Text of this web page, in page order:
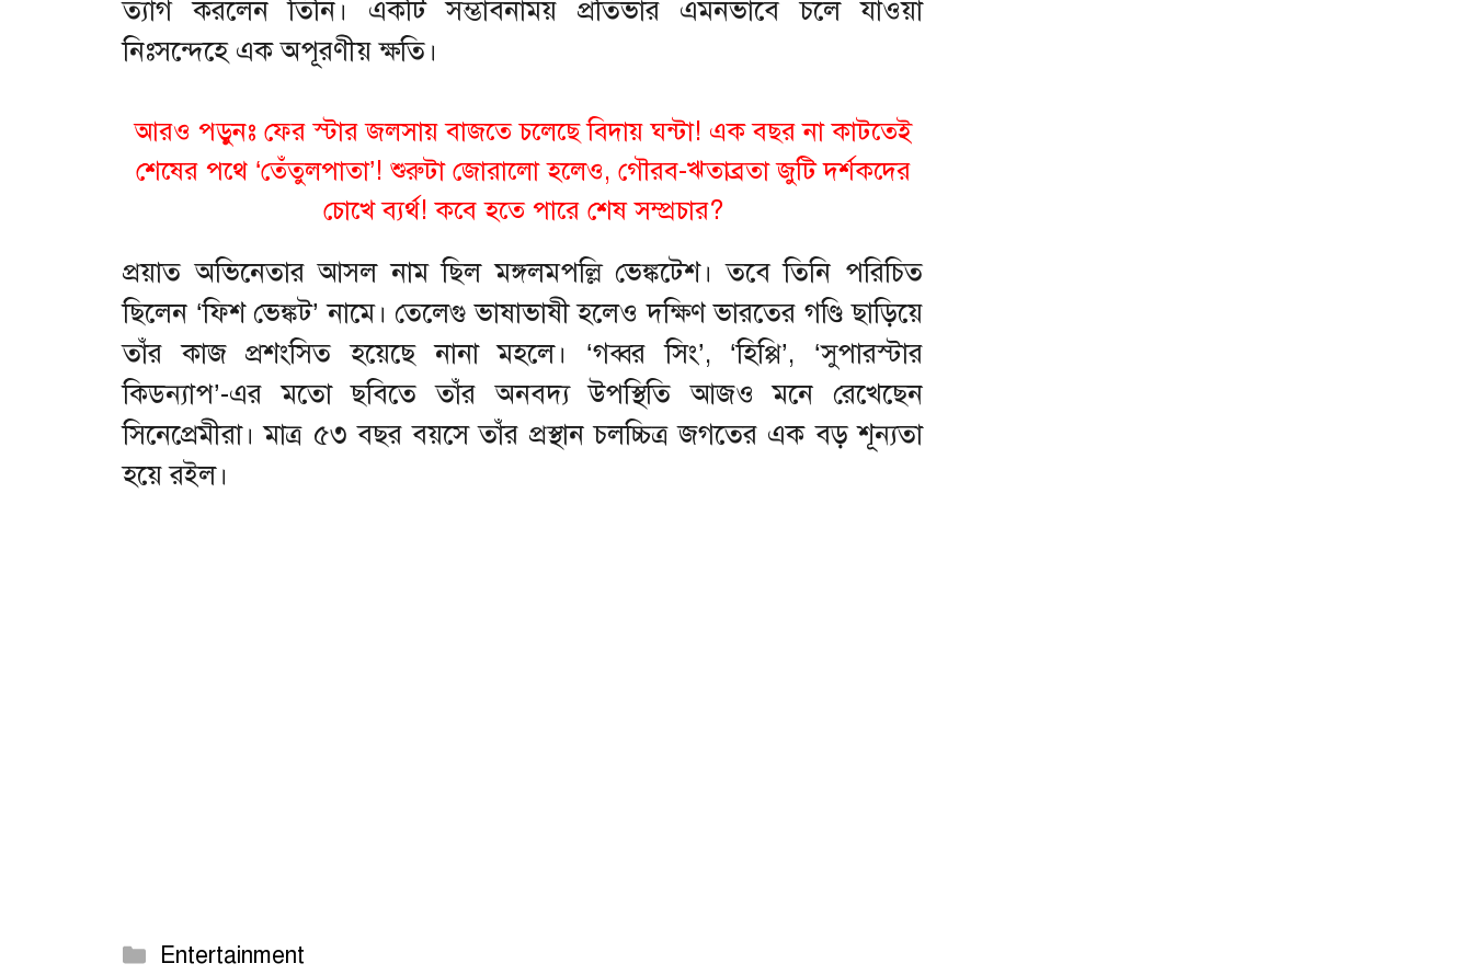
ত্যাগ করলেন তিনি। একটি সম্ভাবনাময় প্রতিভার এমনভাবে চলে যাওয়া
নিঃসন্দেহে এক অপূরণীয় ক্ষতি।
আরও পড়ুনঃ ফের স্টার জলসায় বাজতে চলেছে বিদায় ঘন্টা! এক বছর না কাটতেই
শেষের পথে ‘তেঁতুলপাতা’! শুরুটা জোরালো হলেও, গৌরব-ঋতাব্রতা জুটি দর্শকদের
চোখে ব্যর্থ! কবে হতে পারে শেষ সম্প্রচার?
প্রয়াত অভিনেতার আসল নাম ছিল মঙ্গলমপল্লি ভেঙ্কটেশ। তবে তিনি পরিচিত
ছিলেন ‘ফিশ ভেঙ্কট’ নামে। তেলেগু ভাষাভাষী হলেও দক্ষিণ ভারতের গণ্ডি ছাড়িয়ে
তাঁর কাজ প্রশংসিত হয়েছে নানা মহলে। ‘গব্বর সিং’, ‘হিপ্পি’, ‘সুপারস্টার
কিডন্যাপ’-এর মতো ছবিতে তাঁর অনবদ্য উপস্থিতি আজও মনে রেখেছেন
সিনেপ্রেমীরা। মাত্র ৫৩ বছর বয়সে তাঁর প্রস্থান চলচ্চিত্র জগতের এক বড় শূন্যতা
হয়ে রইল।
Categories
Entertainment